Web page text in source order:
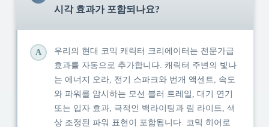
시각 효과가 포함되나요?
A
우리의 현대 코믹 캐릭터 크리에이터는 전문가급
효과를 자동으로 추가합니다. 캐릭터 주변의 빛나
는 에너지 오라, 전기 스파크와 번개 액센트, 속도
와 파워를 암시하는 모션 블러 트레일, 대기 연기
또는 입자 효과, 극적인 백라이팅과 림 라이트, 색
상 조정된 파워 표현이 포함됩니다. 코믹 히어로